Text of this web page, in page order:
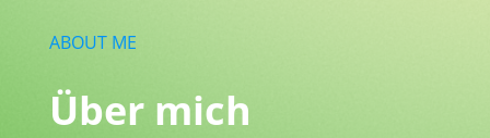
ABOUT ME
Über mich